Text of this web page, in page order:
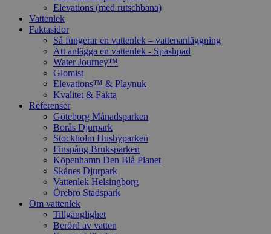
Elevations (med rutschbana)
Vattenlek
Faktasidor
Så fungerar en vattenlek – vattenanläggning
Att anlägga en vattenlek - Spashpad
Water Journey™
Glomist
Elevations™ & Playnuk
Kvalitet & Fakta
Referenser
Göteborg Månadsparken
Borås Djurpark
Stockholm Husbyparken
Finspång Bruksparken
Köpenhamn Den Blå Planet
Skånes Djurpark
Vattenlek Helsingborg
Örebro Stadspark
Om vattenlek
Tillgänglighet
Berörd av vatten